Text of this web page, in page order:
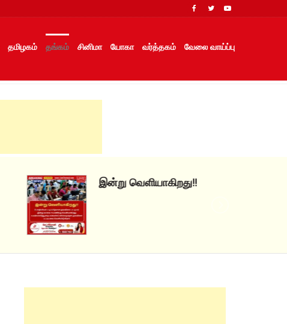
தமிழகம் தங்கம் சினிமா யோகா வர்த்தகம் வேலை வாய்ப்பு
இன்று வெளியாகிறது!!